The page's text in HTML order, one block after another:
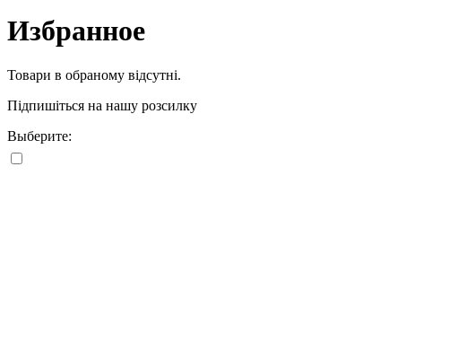
Избранное
Товари в обраному відсутні.
Підпишіться на нашу розсилку
Выберите: